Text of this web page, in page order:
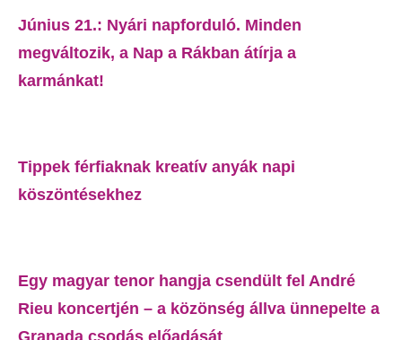
Június 21.: Nyári napforduló. Minden
megváltozik, a Nap a Rákban átírja a
karmánkat!
Tippek férfiaknak kreatív anyák napi
köszöntésekhez
Egy magyar tenor hangja csendült fel André
Rieu koncertjén – a közönség állva ünnepelte a
Granada csodás előadását